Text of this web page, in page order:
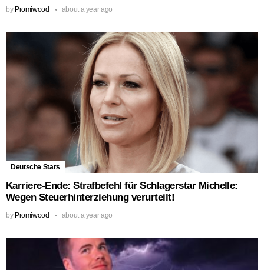
by Promiwood about a year ago
Deutsche Stars
Karriere-Ende: Strafbefehl für Schlagerstar Michelle:
Wegen Steuerhinterziehung verurteilt!
by Promiwood about a year ago